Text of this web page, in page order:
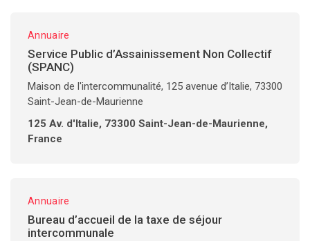
Annuaire
Service Public d’Assainissement Non Collectif
(SPANC)
Maison de l'intercommunalité, 125 avenue d’Italie, 73300
Saint-Jean-de-Maurienne
125 Av. d'Italie, 73300 Saint-Jean-de-Maurienne,
France
Annuaire
Bureau d’accueil de la taxe de séjour
intercommunale